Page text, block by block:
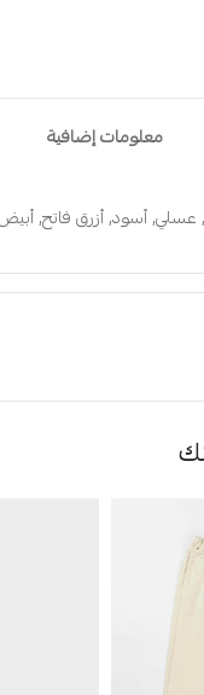
معلومات إضافية
, عسلي,أسود,أزرق فاتح,